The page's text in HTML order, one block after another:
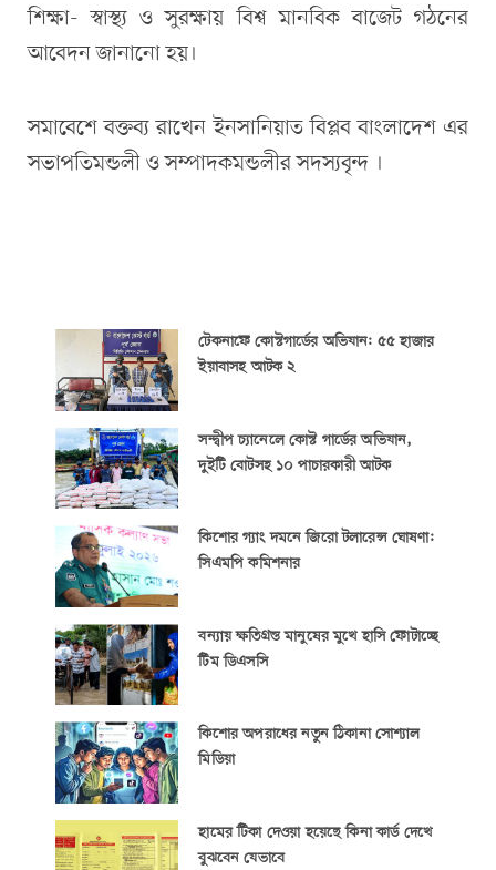
শিক্ষা- স্বাস্থ্য ও সুরক্ষায় বিশ্ব মানবিক বাজেট গঠনের
আবেদন জানানো হয়।
সমাবেশে বক্তব্য রাখেন ইনসানিয়াত বিপ্লব বাংলাদেশ এর
সভাপতিমন্ডলী ও সম্পাদকমন্ডলীর সদস্যবৃন্দ ।
টেকনাফে কোস্টগার্ডের অভিযান: ৫৫ হাজার
ইয়াবাসহ আটক ২
সন্দ্বীপ চ্যানেলে কোস্ট গার্ডের অভিযান,
দুইটি বোটসহ ১০ পাচারকারী আটক
কিশোর গ্যাং দমনে জিরো টলারেন্স ঘোষণা:
সিএমপি কমিশনার
বন্যায় ক্ষতিগ্রস্ত মানুষের মুখে হাসি ফোটাচ্ছে
টিম ডিএসসি
কিশোর অপরাধের নতুন ঠিকানা সোশ্যাল
মিডিয়া
হামের টিকা দেওয়া হয়েছে কিনা কার্ড দেখে
বুঝবেন যেভাবে